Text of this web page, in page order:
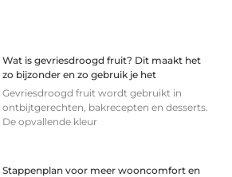
Wat is gevriesdroogd fruit? Dit maakt het
zo bijzonder en zo gebruik je het
Gevriesdroogd fruit wordt gebruikt in
ontbijtgerechten, bakrecepten en desserts.
De opvallende kleur
Stappenplan voor meer wooncomfort en